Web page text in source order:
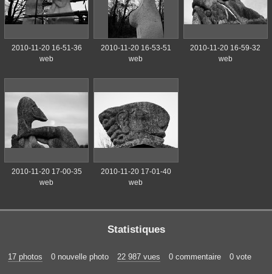
2010-11-20 16-51-36
web
2010-11-20 16-53-51
web
2010-11-20 16-59-32
web
2010-11-20 17-00-35
web
2010-11-20 17-01-40
web
Statistiques
17 photos 0 nouvelle photo 22 987 vues 0 commentaire 0 vote